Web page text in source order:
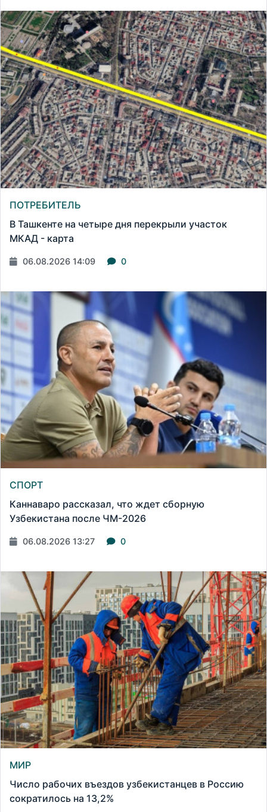
ПОТРЕБИТЕЛЬ
В Ташкенте на четыре дня перекрыли участок
МКАД - карта
06.08.2026 14:09 0
СПОРТ
Каннаваро рассказал, что ждет сборную
Узбекистана после ЧМ-2026
06.08.2026 13:27 0
МИР
Число рабочих въездов узбекистанцев в Россию
сократилось на 13,2%